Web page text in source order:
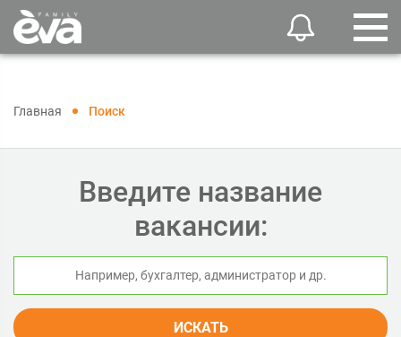
Главная Поиск
Введите название
вакансии:
ИСКАТЬ